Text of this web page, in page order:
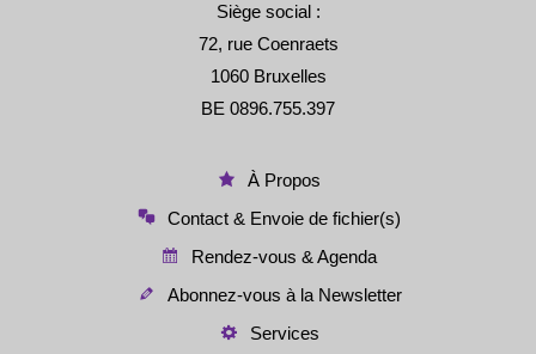
Siège social :
72, rue Coenraets
1060 Bruxelles
BE 0896.755.397
À Propos
Contact & Envoie de fichier(s)
Rendez-vous & Agenda
Abonnez-vous à la Newsletter
Services